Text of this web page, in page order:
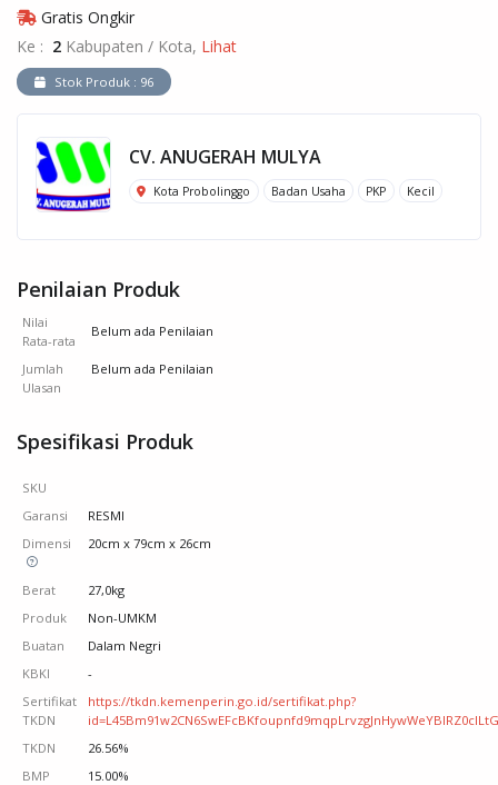
Gratis Ongkir
Ke : 2 Kabupaten / Kota, Lihat
Stok Produk : 96
CV. ANUGERAH MULYA
Kota Probolinggo Badan Usaha PKP Kecil
Penilaian Produk
Nilai
Rata-rata
Belum ada Penilaian
Jumlah
Ulasan
Belum ada Penilaian
Spesifikasi Produk
SKU
Garansi
RESMI
Dimensi
20cm x 79cm x 26cm
Berat
27,0kg
Produk
Non-UMKM
Buatan
Dalam Negri
KBKI
-
Sertifikat
TKDN
https://tkdn.kemenperin.go.id/sertifikat.php?
TKDN
26.56%
BMP
15.00%